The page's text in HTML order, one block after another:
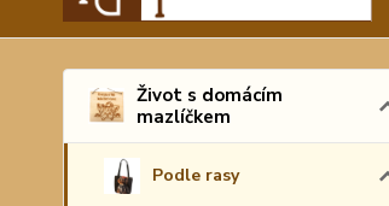
Život s domácím
mazlíčkem
Podle rasy